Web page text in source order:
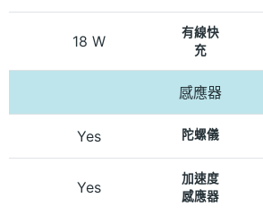
18 W
有線快
充
感應器
Yes 陀螺儀
Yes
加速度
感應器